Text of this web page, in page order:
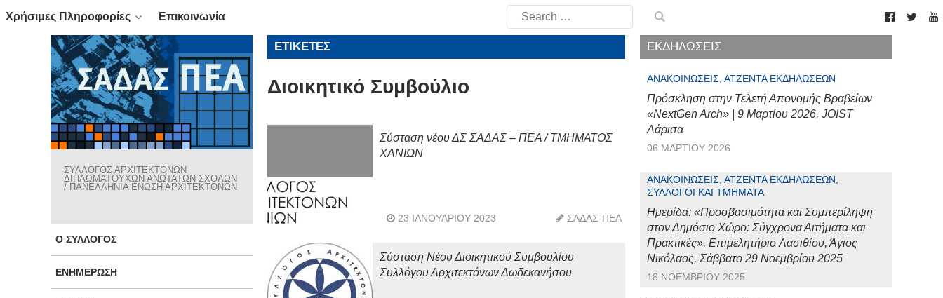
Χρήσιμες Πληροφορίες Επικοινωνία
Search
for:
ΣΥΛΛΟΓΟΣ ΑΡΧΙΤΕΚΤΟΝΩΝ
ΔΙΠΛΩΜΑΤΟΥΧΩΝ ΑΝΩΤΑΤΩΝ ΣΧΟΛΩΝ
/ ΠΑΝΕΛΛΗΝΙΑ ΕΝΩΣΗ ΑΡΧΙΤΕΚΤΟΝΩΝ
Ο ΣΎΛΛΟΓΟΣ
ΕΝΗΜΈΡΩΣΗ
ΕΤΙΚΈΤΕΣ
Διοικητικό Συμβούλιο
Σύσταση νέου ΔΣ ΣΑΔΑΣ – ΠΕΑ / ΤΜΗΜΑΤΟΣ
ΧΑΝΙΩΝ
23 ΙΑΝΟΥΑΡΊΟΥ 2023 ΣΑΔΑΣ-ΠΕΑ
Σύσταση Νέου Διοικητικού Συμβουλίου
Συλλόγου Αρχιτεκτόνων Δωδεκανήσου
ΕΚΔΗΛΩΣΕΙΣ
ΑΝΑΚΟΙΝΏΣΕΙΣ, ΑΤΖΈΝΤΑ ΕΚΔΗΛΏΣΕΩΝ
Πρόσκληση στην Τελετή Απονομής Βραβείων
«NextGen Arch» | 9 Μαρτίου 2026, JOIST
Λάρισα
06 ΜΑΡΤΊΟΥ 2026
ΑΝΑΚΟΙΝΏΣΕΙΣ, ΑΤΖΈΝΤΑ ΕΚΔΗΛΏΣΕΩΝ,
ΣΎΛΛΟΓΟΙ ΚΑΙ ΤΜΉΜΑΤΑ
Ημερίδα: «Προσβασιμότητα και Συμπερίληψη
στον Δημόσιο Χώρο: Σύγχρονα Αιτήματα και
Πρακτικές», Επιμελητήριο Λασιθίου, Άγιος
Νικόλαος, Σάββατο 29 Νοεμβρίου 2025
18 ΝΟΕΜΒΡΊΟΥ 2025